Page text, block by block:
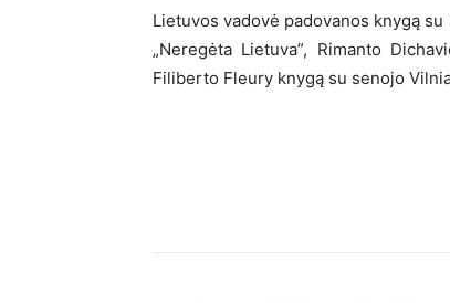
Lietuvos vadovė padovanos knygą
„Neregėta Lietuva”, Rimanto
Filiberto Fleury knygą su senojo